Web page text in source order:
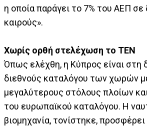
η οποία παράγει το 7% του ΑΕΠ
καιρούς».
Χωρίς ορθή στελέχωση το ΤΕΝ
Όπως ελέχθη, η Κύπρος είναι στη
διεθνούς καταλόγου των χωρών
μεγαλύτερους στόλους πλοίων
του ευρωπαϊκού καταλόγου. Η
βιομηχανία, τονίστηκε,